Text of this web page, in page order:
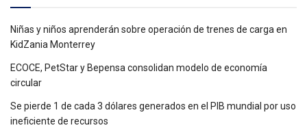
Niñas y niños aprenderán sobre operación de trenes de carga en
KidZania Monterrey
ECOCE, PetStar y Bepensa consolidan modelo de economía
circular
Se pierde 1 de cada 3 dólares generados en el PIB mundial por uso
ineficiente de recursos